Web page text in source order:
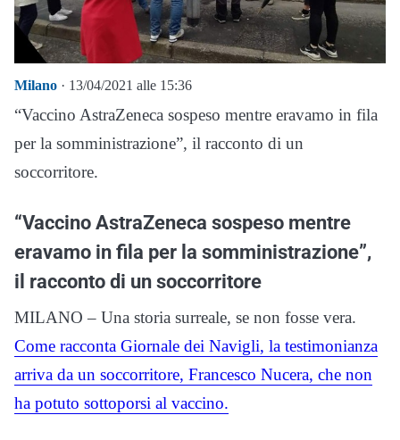
Milano · 13/04/2021 alle 15:36
“Vaccino AstraZeneca sospeso mentre eravamo in fila
per la somministrazione”, il racconto di un
soccorritore.
“Vaccino AstraZeneca sospeso mentre
eravamo in fila per la somministrazione”,
il racconto di un soccorritore
MILANO – Una storia surreale, se non fosse vera.
Come racconta Giornale dei Navigli, la testimonianza
arriva da un soccorritore, Francesco Nucera, che non
ha potuto sottoporsi al vaccino.